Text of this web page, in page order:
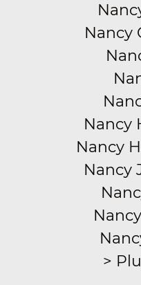
Nancy
Nancy
Nancy
Nancy
>